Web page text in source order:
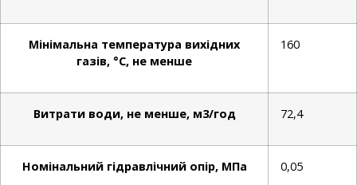
Мінімальна температура вихідних
газів, °С, не менше
160
Витрати води, не менше, м3/год 72,4
Номінальний гідравлічний опір, МПа 0,05